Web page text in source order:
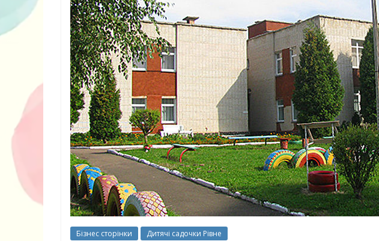
Бізнес сторінки Дитячі садочки Рівне
30 найкрасивіших пісень про
маму